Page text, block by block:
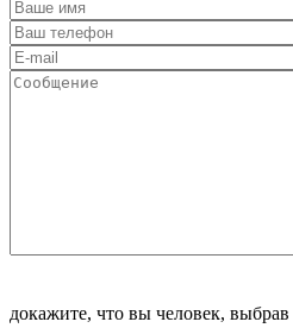
докажите, что вы человек, выбрав